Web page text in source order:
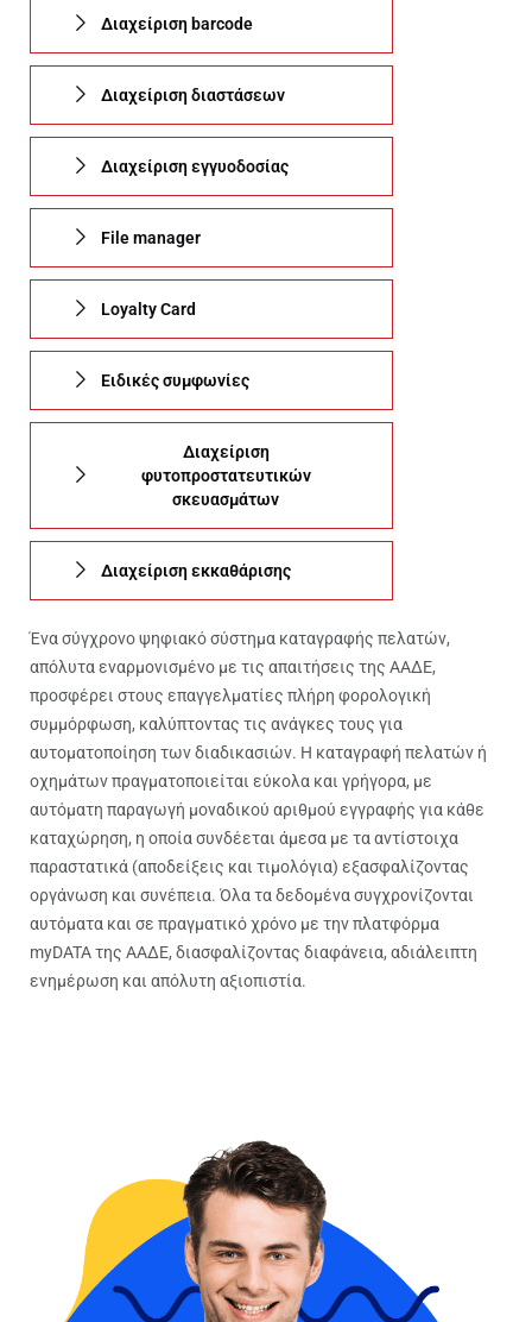
Διαχείριση barcode
Διαχείριση διαστάσεων
Διαχείριση εγγυοδοσίας
File manager
Loyalty Card
Ειδικές συμφωνίες
Διαχείριση
φυτοπροστατευτικών
σκευασμάτων
Διαχείριση εκκαθάρισης
Ένα σύγχρονο ψηφιακό σύστημα καταγραφής πελατών,
απόλυτα εναρμονισμένο με τις απαιτήσεις της ΑΑΔΕ,
προσφέρει στους επαγγελματίες πλήρη φορολογική
συμμόρφωση, καλύπτοντας τις ανάγκες τους για
αυτοματοποίηση των διαδικασιών. Η καταγραφή πελατών ή
οχημάτων πραγματοποιείται εύκολα και γρήγορα, με
αυτόματη παραγωγή μοναδικού αριθμού εγγραφής για κάθε
καταχώρηση, η οποία συνδέεται άμεσα με τα αντίστοιχα
παραστατικά (αποδείξεις και τιμολόγια) εξασφαλίζοντας
οργάνωση και συνέπεια. Όλα τα δεδομένα συγχρονίζονται
αυτόματα και σε πραγματικό χρόνο με την πλατφόρμα
myDATA της ΑΑΔΕ, διασφαλίζοντας διαφάνεια, αδιάλειπτη
ενημέρωση και απόλυτη αξιοπιστία.